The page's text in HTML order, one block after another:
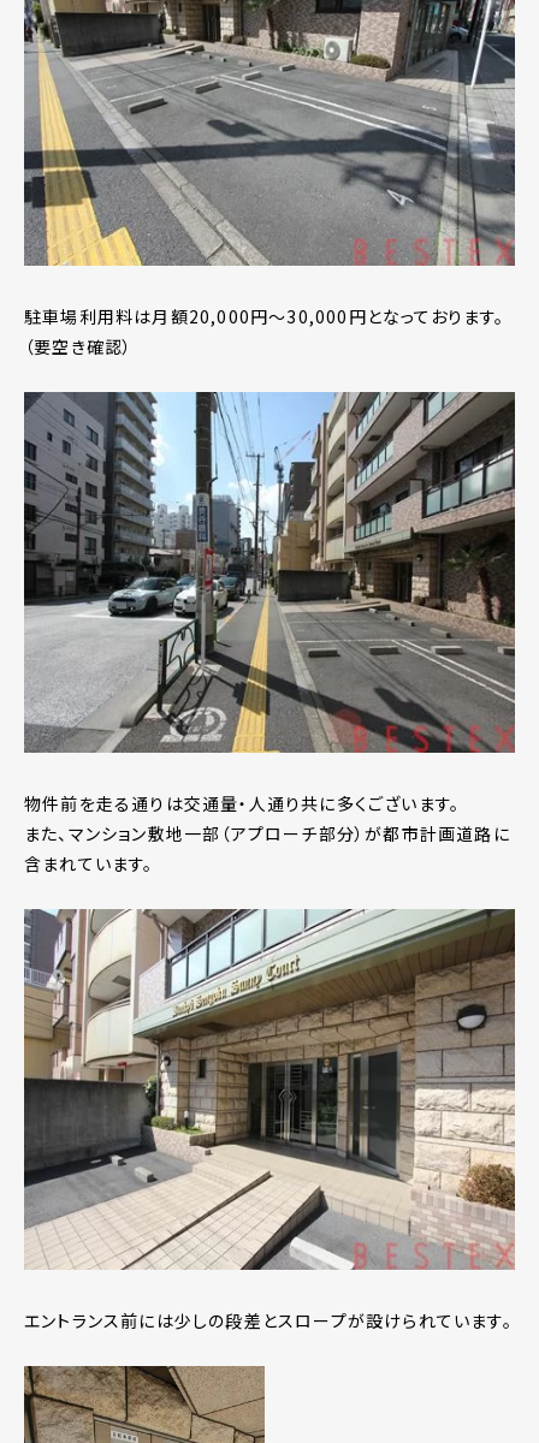
駐車場利用料は月額20,000円～30,000円となっております。
（要空き確認）
物件前を走る通りは交通量・人通り共に多くございます。
また、マンション敷地一部（アプローチ部分）が都市計画道路に
含まれています。
エントランス前には少しの段差とスロープが設けられています。